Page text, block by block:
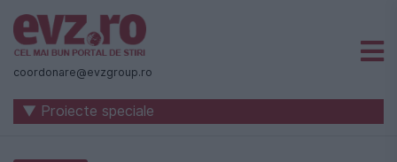
Știri
naționale
internaționale
coordonare@evzgroup.ro
▼ Proiecte speciale